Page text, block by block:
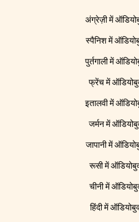
अंग्रेज़ी में
स्पैनिश में
पुर्तगाली में
फ्रेंच में
इतालवी में
जर्मन में
जापानी में
रूसी में
चीनी में
हिंदी में